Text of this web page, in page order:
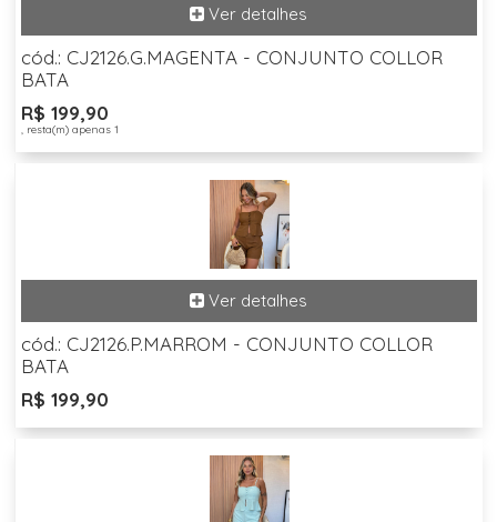
cód.: CJ2126.G.MAGENTA - CONJUNTO COLLOR
BATA
R$ 199,90
, resta(m) apenas 1
cód.: CJ2126.P.MARROM - CONJUNTO COLLOR
BATA
R$ 199,90